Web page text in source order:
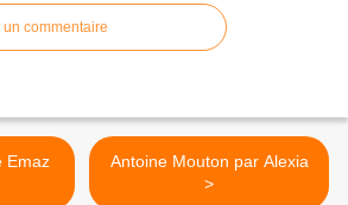
un commentaire
Emaz
Antoine Mouton par Alexia
>